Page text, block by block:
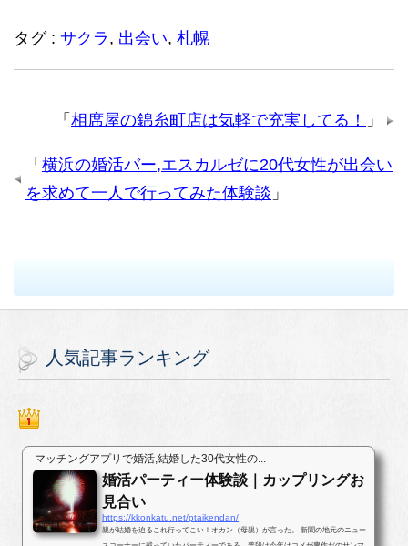
タグ : サクラ , 出会い, 札幌
「 相席屋の錦糸町店は気軽で充実してる！ 」
「 横浜の婚活バー,エスカルゼに20代女性が出会い
を求めて一人で行ってみた体験談 」
人気記事ランキング
マッチングアプリで婚活,結婚した30代女性の...
婚活パーティー体験談｜カップリングお
見合い
https://kkonkatu.net/ptaikendan/
親が結婚を迫るこれ行ってこい！オカン（母親）が言った。 新聞の地元のニュー